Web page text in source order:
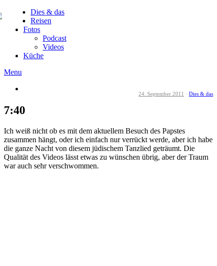
Dies & das
Reisen
Fotos
Podcast
Videos
Küche
Menu
24. September 2011 · Dies & das
7:40
Ich weiß nicht ob es mit dem aktuellem Besuch des Papstes
zusammen hängt, oder ich einfach nur verrückt werde, aber ich habe
die ganze Nacht von diesem jüdischem Tanzlied geträumt. Die
Qualität des Videos lässt etwas zu wünschen übrig, aber der Traum
war auch sehr verschwommen.